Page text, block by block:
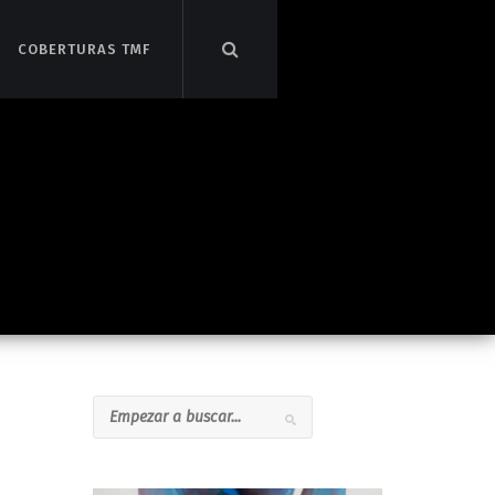
COBERTURAS TMF
COBERTURAS TMF